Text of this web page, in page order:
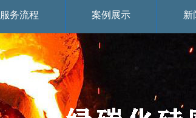
服务流程 案例展示 新